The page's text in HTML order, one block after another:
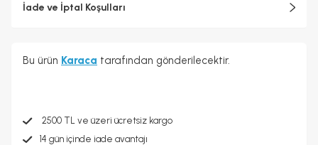
İade ve İptal Koşulları
Bu ürün Karaca tarafından gönderilecektir.
2500 TL ve üzeri ücretsiz kargo
14 gün içinde iade avantajı